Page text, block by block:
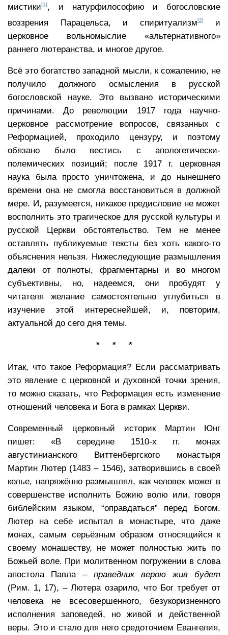
мистики[1], и натурфилософию и богословские
воззрения Парацельса, и спиритуализм[2]
и
церковное вольномыслие «альтернативного»
раннего лютеранства, и многое другое.
Всё это богатство западной мысли, к сожалению, не
получило должного осмысления в русской
богословской науке. Это вызвано историческими
причинами. До революции 1917 года научно-
церковное рассмотрение вопросов, связанных с
Реформацией, проходило цензуру, и поэтому
обязано было вестись с апологетически-
полемических позиций; после 1917 г. церковная
наука была просто уничтожена, и до нынешнего
времени она не смогла восстановиться в должной
мере. И, разумеется, никакое предисловие не может
восполнить это трагическое для русской культуры и
русской Церкви обстоятельство. Тем не менее
оставлять публикуемые тексты без хоть какого-то
объяснения нельзя. Нижеследующие размышления
далеки от полноты, фрагментарны и во многом
субъективны, но, надеемся, они пробудят у
читателя желание самостоятельно углубиться в
изучение этой интереснейшей, и, повторим,
актуальной до сего дня темы.
* * *
Итак, что такое Реформация? Если рассматривать
это явление с церковной и духовной точки зрения,
то можно сказать, что Реформация есть изменение
отношений человека и Бога в рамках Церкви.
Современный церковный историк Мартин Юнг
пишет: «В середине 1510-х гг. монах
августинианского Виттенбергского монастыря
Мартин Лютер (1483 – 1546), затворившись в своей
келье, напряжённо размышлял, как человек может в
совершенстве исполнить Божию волю или, говоря
библейским языком, “оправдаться” перед Богом.
Лютер на себе испытал в монастыре, что даже
монах, самым серьёзным образом относящийся к
своему монашеству, не может полностью жить по
Божьей воле. При молитвенном погружении в слова
апостола Павла – праведник верою жив будет
(Рим. 1, 17), – Лютера озарило, что Бог требует от
человека не всесовершенного, безукоризненного
исполнения заповедей, но живой и действенной
веры. Это и стало для него средоточием Евангелия,